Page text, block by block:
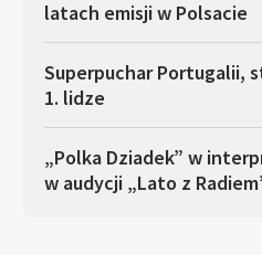
latach emisji w Polsacie
Superpuchar Portugalii,
1. lidze
„Polka Dziadek” w
w audycji „Lato z